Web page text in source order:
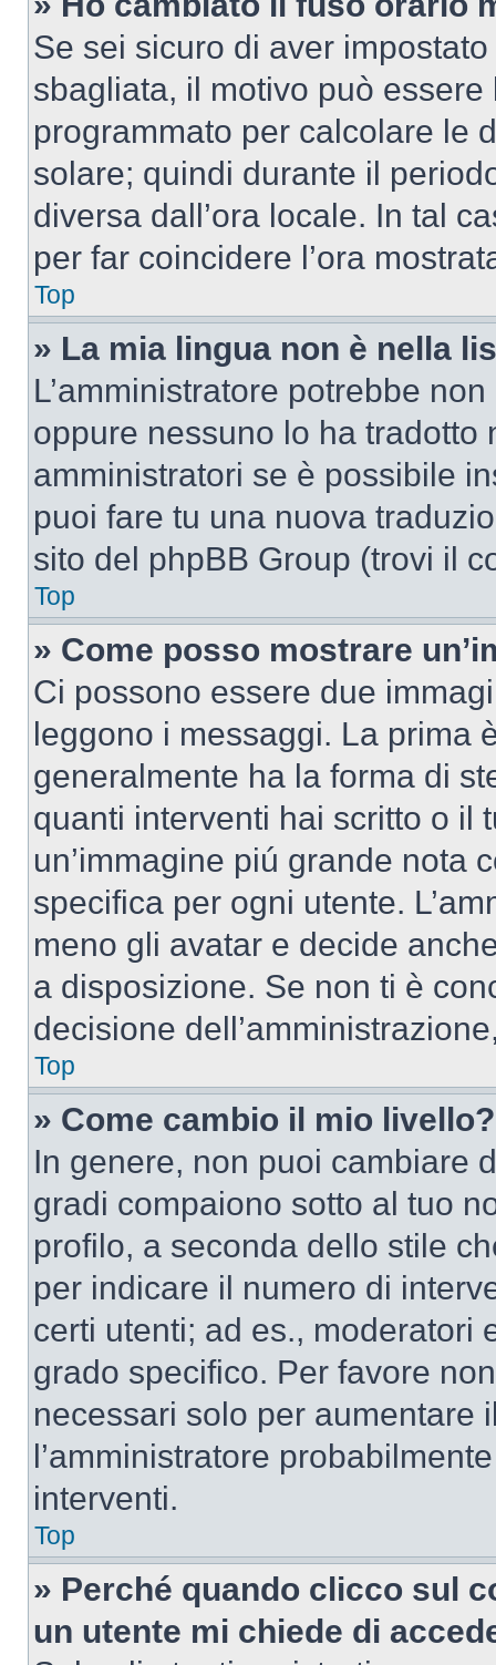
Se sei sicuro di aver
sbagliata, il motivo può essere
programmato per calcolare le
solare; quindi durante il
diversa dall’ora locale. In tal
per far coincidere l’ora
Top
» La mia lingua non è nella
L’amministratore potrebbe
oppure nessuno lo ha
amministratori se è possibile
puoi fare tu una nuova
sito del phpBB Group (trovi il
Top
» Come posso mostrare
Ci possono essere due
leggono i messaggi. La prima
generalmente ha la forma di
quanti interventi hai scritto o il
un’immagine piú grande nota
specifica per ogni utente.
meno gli avatar e decide
a disposizione. Se non ti è
decisione
Top
» Come cambio il mio livello?
In genere, non puoi cambiare
gradi compaiono sotto al tuo
profilo, a seconda dello stile
per indicare il numero di
certi utenti; ad es., moderatori
grado specifico. Per favore
necessari solo per aumentare
l’amministratore
interventi.
Top
» Perché quando clicco sul
un utente mi chiede di